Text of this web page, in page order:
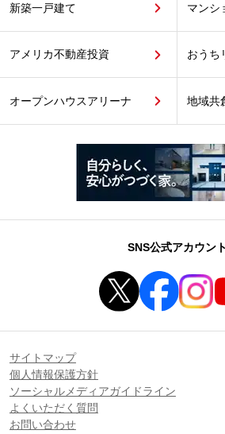
新築一戸建て マンシ
アメリカ不動産投資 おうち
オープンハウスアリーナ 地域共
SNS公式アカウント
サイトマップ
個人情報保護方針
ソーシャルメディアガイドライン
よくいただく質問
お問い合わせ